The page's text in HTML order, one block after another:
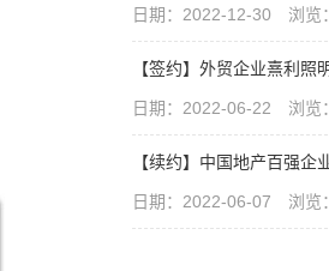
日期：2022-12-30 浏览
【签约】外贸企业熹利
日期：2022-06-22 浏览
【续约】中国地产百强
日期：2022-06-07 浏览